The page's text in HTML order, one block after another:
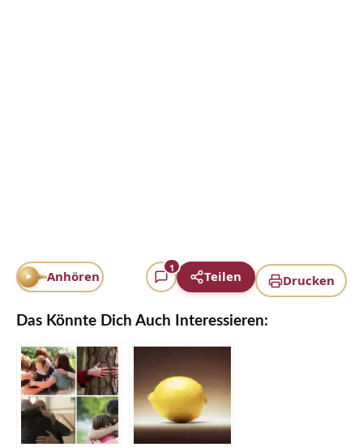
Drucken
Anhören
1
Teilen
Das Könnte Dich Auch Interessieren: